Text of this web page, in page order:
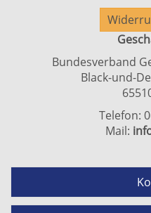
Bundesverband
Black-und-
Telefon:
Mail: